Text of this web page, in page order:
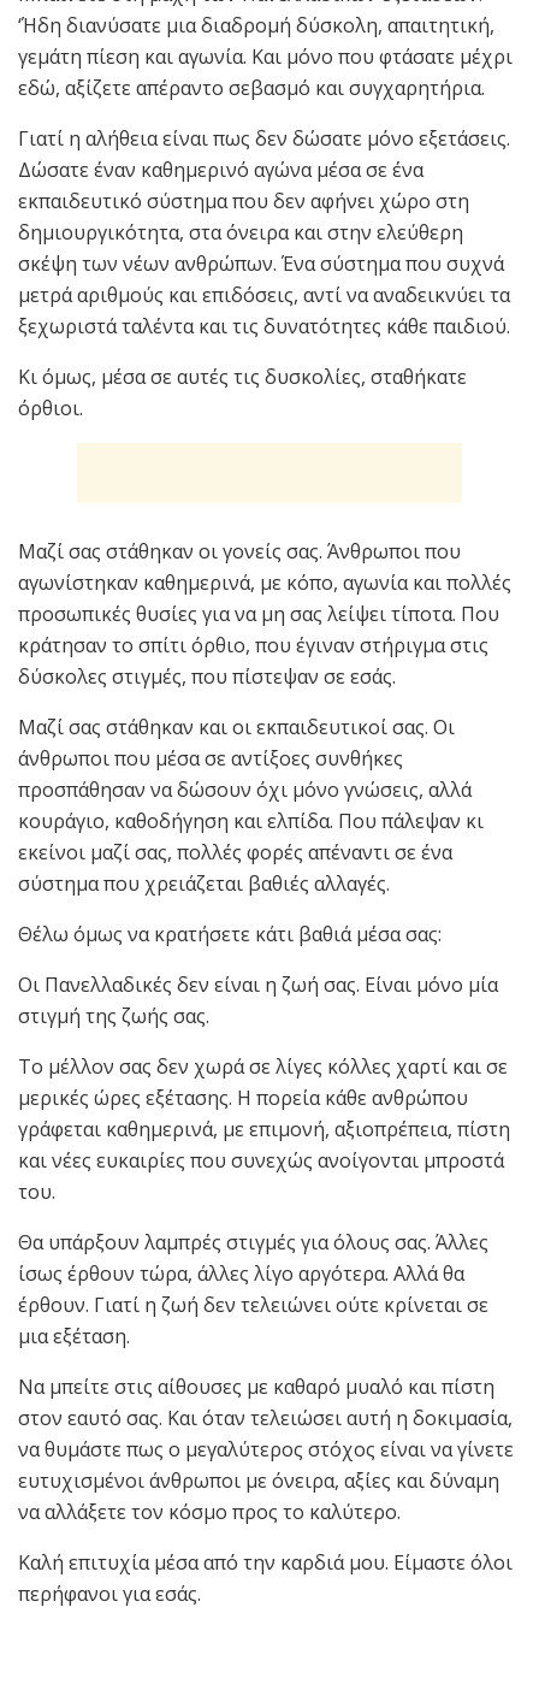
‘Ήδη διανύσατε μια διαδρομή δύσκολη, απαιτητική,
γεμάτη πίεση και αγωνία. Και μόνο που φτάσατε μέχρι
εδώ, αξίζετε απέραντο σεβασμό και συγχαρητήρια.
Γιατί η αλήθεια είναι πως δεν δώσατε μόνο εξετάσεις.
Δώσατε έναν καθημερινό αγώνα μέσα σε ένα
εκπαιδευτικό σύστημα που δεν αφήνει χώρο στη
δημιουργικότητα, στα όνειρα και στην ελεύθερη
σκέψη των νέων ανθρώπων. Ένα σύστημα που συχνά
μετρά αριθμούς και επιδόσεις, αντί να αναδεικνύει τα
ξεχωριστά ταλέντα και τις δυνατότητες κάθε παιδιού.
Κι όμως, μέσα σε αυτές τις δυσκολίες, σταθήκατε
όρθιοι.
Μαζί σας στάθηκαν οι γονείς σας. Άνθρωποι που
αγωνίστηκαν καθημερινά, με κόπο, αγωνία και πολλές
προσωπικές θυσίες για να μη σας λείψει τίποτα. Που
κράτησαν το σπίτι όρθιο, που έγιναν στήριγμα στις
δύσκολες στιγμές, που πίστεψαν σε εσάς.
Μαζί σας στάθηκαν και οι εκπαιδευτικοί σας. Οι
άνθρωποι που μέσα σε αντίξοες συνθήκες
προσπάθησαν να δώσουν όχι μόνο γνώσεις, αλλά
κουράγιο, καθοδήγηση και ελπίδα. Που πάλεψαν κι
εκείνοι μαζί σας, πολλές φορές απέναντι σε ένα
σύστημα που χρειάζεται βαθιές αλλαγές.
Θέλω όμως να κρατήσετε κάτι βαθιά μέσα σας:
Οι Πανελλαδικές δεν είναι η ζωή σας. Είναι μόνο μία
στιγμή της ζωής σας.
Το μέλλον σας δεν χωρά σε λίγες κόλλες χαρτί και σε
μερικές ώρες εξέτασης. Η πορεία κάθε ανθρώπου
γράφεται καθημερινά, με επιμονή, αξιοπρέπεια, πίστη
και νέες ευκαιρίες που συνεχώς ανοίγονται μπροστά
του.
Θα υπάρξουν λαμπρές στιγμές για όλους σας. Άλλες
ίσως έρθουν τώρα, άλλες λίγο αργότερα. Αλλά θα
έρθουν. Γιατί η ζωή δεν τελειώνει ούτε κρίνεται σε
μια εξέταση.
Να μπείτε στις αίθουσες με καθαρό μυαλό και πίστη
στον εαυτό σας. Και όταν τελειώσει αυτή η δοκιμασία,
να θυμάστε πως ο μεγαλύτερος στόχος είναι να γίνετε
ευτυχισμένοι άνθρωποι με όνειρα, αξίες και δύναμη
να αλλάξετε τον κόσμο προς το καλύτερο.
Καλή επιτυχία μέσα από την καρδιά μου. Είμαστε όλοι
περήφανοι για εσάς.